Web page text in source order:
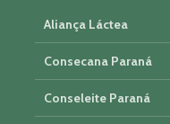
Aliança Láctea
Consecana Paraná
Conseleite Paraná